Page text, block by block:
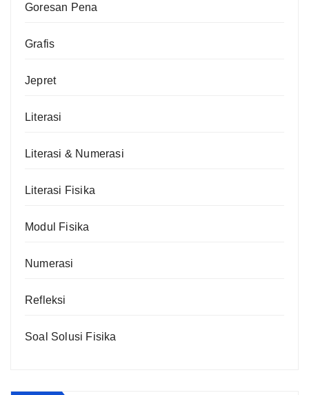
Goresan Pena
Grafis
Jepret
Literasi
Literasi & Numerasi
Literasi Fisika
Modul Fisika
Numerasi
Refleksi
Soal Solusi Fisika